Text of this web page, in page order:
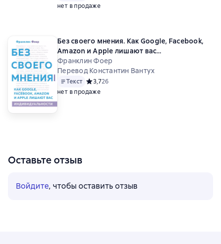
нет в продаже
Без своего мнения. Как Google, Facebook,
Amazon и Apple лишают вас
индивидуальности
Франклин Фоер
Перевод Константин Вантух
Текст Средний рейтинг 3,7 на основе 26 оценок
3,726
нет в продаже
Оставьте отзыв
Войдите, чтобы оставить отзыв